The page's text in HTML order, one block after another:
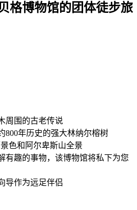
格博物馆的团体徒步旅
周围的古老传说
800年历史的强大林纳尔榕树
色和阿尔卑斯山全景
有趣的事物，该博物馆将私下为您
导作为远足伴侣